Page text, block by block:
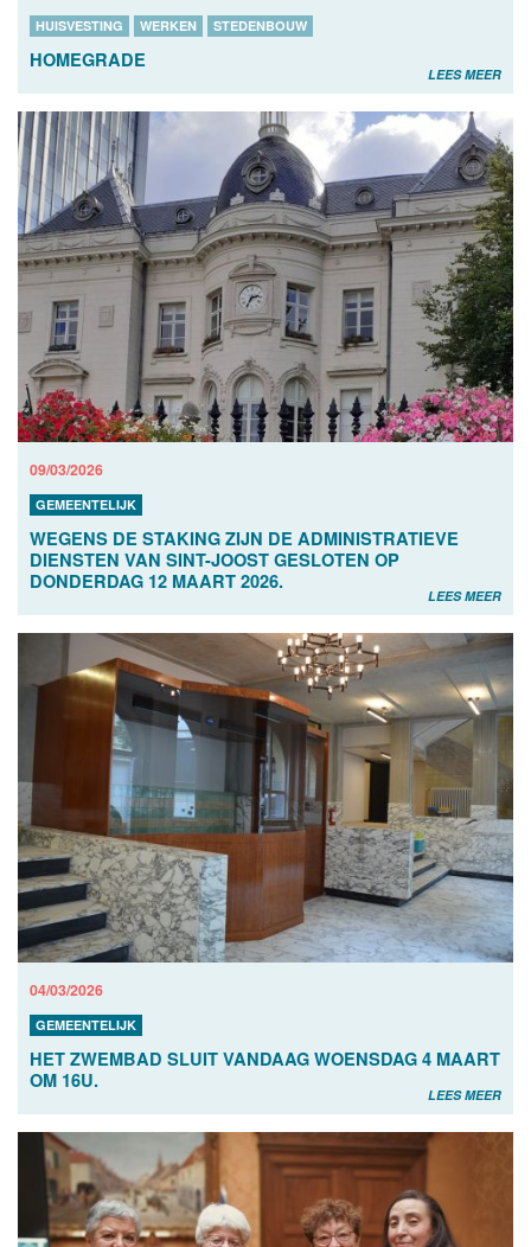
HUISVESTING WERKEN STEDENBOUW
HOMEGRADE
LEES MEER
09/03/2026
GEMEENTELIJK
WEGENS DE STAKING ZIJN DE ADMINISTRATIEVE
DIENSTEN VAN SINT-JOOST GESLOTEN OP
DONDERDAG 12 MAART 2026.
LEES MEER
04/03/2026
GEMEENTELIJK
HET ZWEMBAD SLUIT VANDAAG WOENSDAG 4 MAART
OM 16U.
LEES MEER